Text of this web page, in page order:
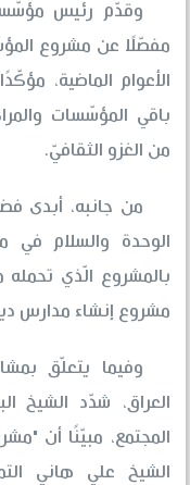
وقدّم رئيس مؤسّسة
مفصّلًا عن مشروع
الأعوام الماضية،
باقي المؤسّسات
من الغزو الثقافيّ.
من جانبه، أبدى
الوحدة والسلام في
بالمشروع الّذي تحمله
مشروع إنشاء مدارس
وفيما يتعلّق
العراق، شدّد الشيخ
المجتمع، مبيّنًا أن
الشيخ علي هاني